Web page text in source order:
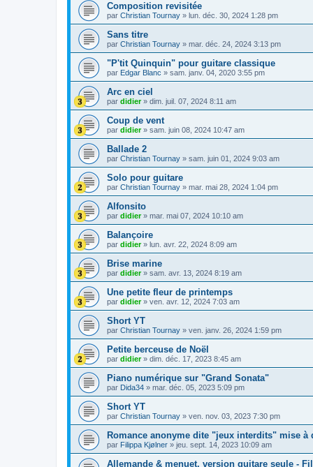
Composition revisitée
par Christian Tournay » lun. déc. 30, 2024 1:28 pm
Sans titre
par Christian Tournay » mar. déc. 24, 2024 3:13 pm
"P'tit Quinquin" pour guitare classique
par Edgar Blanc » sam. janv. 04, 2020 3:55 pm
Arc en ciel
par didier» dim. juil. 07, 2024 8:11 am
Coup de vent
par didier» sam. juin 08, 2024 10:47 am
Ballade 2
par Christian Tournay » sam. juin 01, 2024 9:03 am
Solo pour guitare
par Christian Tournay » mar. mai 28, 2024 1:04 pm
Alfonsito
par didier» mar. mai 07, 2024 10:10 am
Balançoire
par didier» lun. avr. 22, 2024 8:09 am
Brise marine
par didier» sam. avr. 13, 2024 8:19 am
Une petite fleur de printemps
par didier» ven. avr. 12, 2024 7:03 am
Short YT
par Christian Tournay » ven. janv. 26, 2024 1:59 pm
Petite berceuse de Noël
par didier» dim. déc. 17, 2023 8:45 am
Piano numérique sur "Grand Sonata"
par Dida34 » mar. déc. 05, 2023 5:09 pm
Short YT
par Christian Tournay » ven. nov. 03, 2023 7:30 pm
Romance anonyme dite "jeux interdits" mise
par Filippa Kjølner » jeu. sept. 14, 2023 10:09 am
Allemande & menuet, version guitare seule -